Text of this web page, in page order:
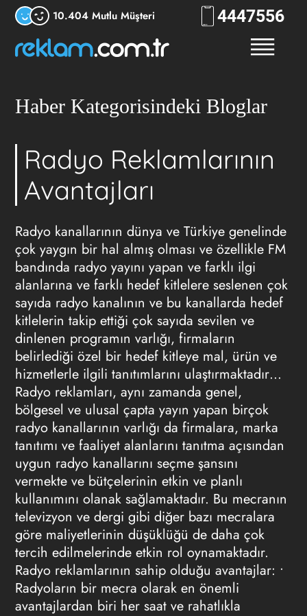
10.404 Mutlu Müşteri 4447556
Haber Kategorisindeki Bloglar
Radyo Reklamlarının
Avantajları
Radyo kanallarının dünya ve Türkiye genelinde
çok yaygın bir hal almış olması ve özellikle FM
bandında radyo yayını yapan ve farklı ilgi
alanlarına ve farklı hedef kitlelere seslenen çok
sayıda radyo kanalının ve bu kanallarda hedef
kitlelerin takip ettiği çok sayıda sevilen ve
dinlenen programın varlığı, firmaların
belirlediği özel bir hedef kitleye mal, ürün ve
hizmetlerle ilgili tanıtımlarını ulaştırmaktadır…
Radyo reklamları, aynı zamanda genel,
bölgesel ve ulusal çapta yayın yapan birçok
radyo kanallarının varlığı da firmalara, marka
tanıtımı ve faaliyet alanlarını tanıtma açısından
uygun radyo kanallarını seçme şansını
vermekte ve bütçelerinin etkin ve planlı
kullanımını olanak sağlamaktadır. Bu mecranın
televizyon ve dergi gibi diğer bazı mecralara
göre maliyetlerinin düşüklüğü de daha çok
tercih edilmelerinde etkin rol oynamaktadır.
Radyo reklamlarının sahip olduğu avantajlar: •
Radyoların bir mecra olarak en önemli
avantajlardan biri her saat ve rahatlıkla